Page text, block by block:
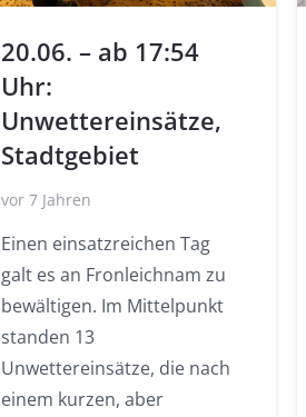
20.06. – ab 17:54
Uhr:
Unwettereinsätze,
Stadtgebiet
vor 7 Jahren
Einen einsatzreichen Tag
galt es an Fronleichnam zu
bewältigen. Im Mittelpunkt
standen 13
Unwettereinsätze, die nach
einem kurzen, aber